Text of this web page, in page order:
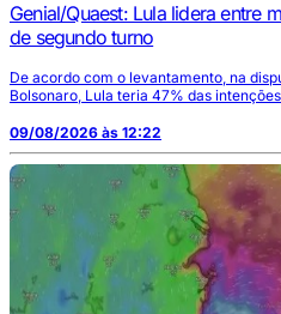
Genial/Quaest: Lula lidera entre
de segundo turno
De acordo com o levantamento, na
Bolsonaro, Lula teria 47% das
09/08/2026 às 12:22